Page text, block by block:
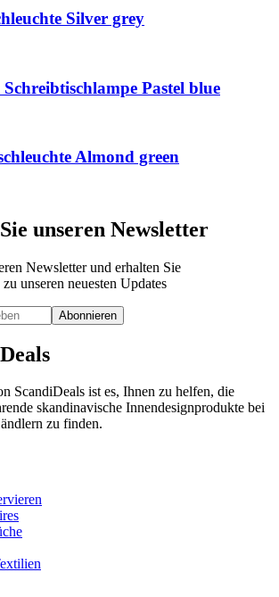
Silver grey
Pastel blue
Almond green
unseren Newsletter
Newsletter und erhalten Sie
unseren neuesten Updates
Abonnieren
ScandiDeals ist es, Ihnen zu helfen, die
skandinavische Innendesignprodukte bei
zu finden.